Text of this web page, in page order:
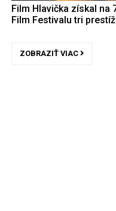
Film Hlavička získal na
Film Festivalu tri
ZOBRAZIŤ VIAC